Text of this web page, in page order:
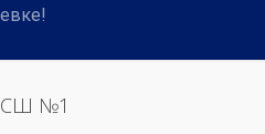
№1